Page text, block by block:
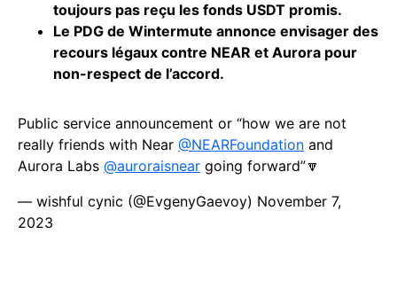
toujours pas reçu les fonds USDT promis.
Le PDG de Wintermute annonce envisager des
recours légaux contre NEAR et Aurora pour
non-respect de l’accord.
Public service announcement or “how we are not
really friends with Near @NEARFoundation and
Aurora Labs @auroraisnear going forward”🔽
— wishful cynic (@EvgenyGaevoy) November 7,
2023